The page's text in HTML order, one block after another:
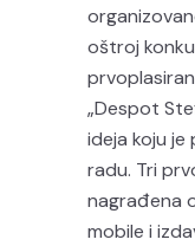
oštroj
„Despot
ideja koju je
radu. Tri
nagrađena
mobile i